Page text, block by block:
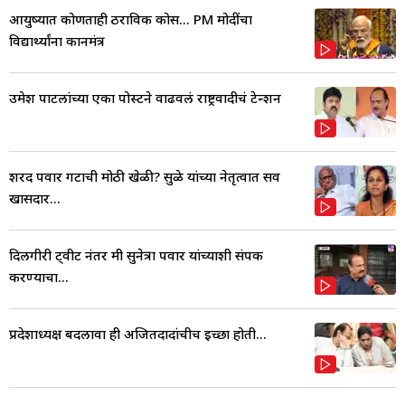
आयुष्यात कोणताही ठराविक कोर्स... PM मोदींचा
विद्यार्थ्यांना कानमंत्र
उमेश पाटलांच्या एका पोस्टने वाढवलं राष्ट्रवादीचं टेन्शन
शरद पवार गटाची मोठी खेळी? सुळे यांच्या नेतृत्वात सर्व
खासदार...
दिलगीरी ट्वीट नंतर मी सुनेत्रा पवार यांच्याशी संपर्क
करण्याचा...
प्रदेशाध्यक्ष बदलावा ही अजितदादांचीच इच्छा होती...